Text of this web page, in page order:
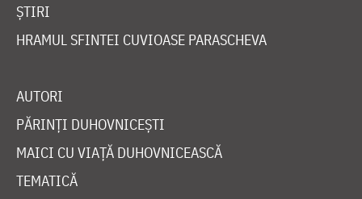
ȘTIRI
HRAMUL SFINTEI CUVIOASE PARASCHEVA
AUTORI
PĂRINȚI DUHOVNICEȘTI
MAICI CU VIAȚĂ DUHOVNICEASCĂ
TEMATICĂ